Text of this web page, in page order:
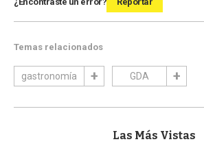
Temas relacionados
gastronomía GDA
Las Más Vistas